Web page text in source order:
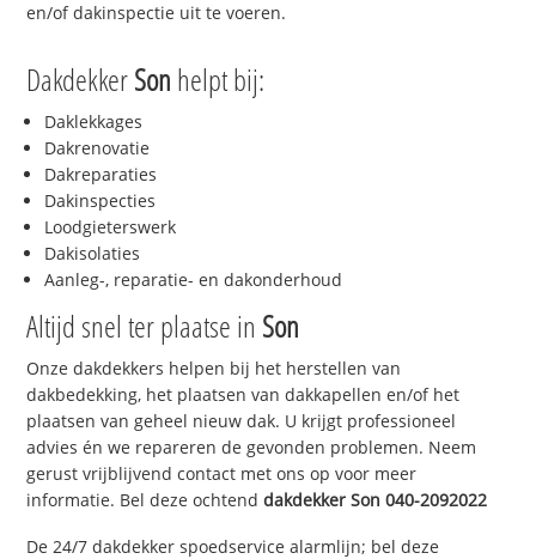
en/of dakinspectie uit te voeren.
DakdekkerSon helpt bij:
Daklekkages
Dakrenovatie
Dakreparaties
Dakinspecties
Loodgieterswerk
Dakisolaties
Aanleg-, reparatie- en dakonderhoud
Altijd snel ter plaatse in Son
Onze dakdekkers helpen bij het herstellen van
dakbedekking, het plaatsen van dakkapellen en/of het
plaatsen van geheel nieuw dak. U krijgt professioneel
advies én we repareren de gevonden problemen. Neem
gerust vrijblijvend contact met ons op voor meer
informatie. Bel deze ochtenddakdekkerSon 040-2092022
De 24/7 dakdekker spoedservice alarmlijn; bel deze